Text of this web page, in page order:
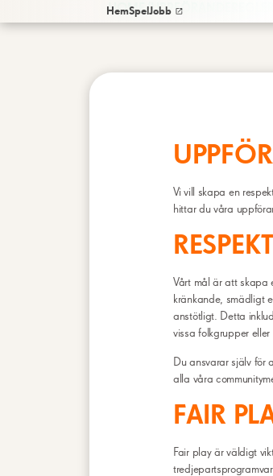
HemSpel Jobb
HOME/UPPFÖRANDEREGLER
Vi vill skapa en
hittar du våra
Vårt mål är att skapa
kränkande, smädligt
anstötligt. Detta
vissa folkgrupper
Du ansvarar själv för
alla våra
FAIR
Fair play är väldigt